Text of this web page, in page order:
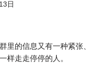
日
里的信息又有一种紧张、
走走停停的人。